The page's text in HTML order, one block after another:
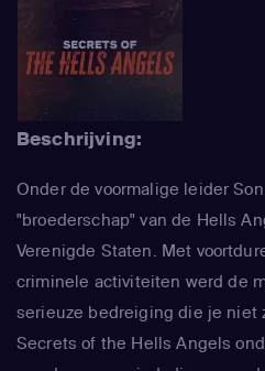
Beschrijving:
Onder de voormalige leider
"broederschap" van de Hells
Verenigde Staten. Met
criminele activiteiten werd de
serieuze bedreiging die je niet
Secrets of the Hells Angels